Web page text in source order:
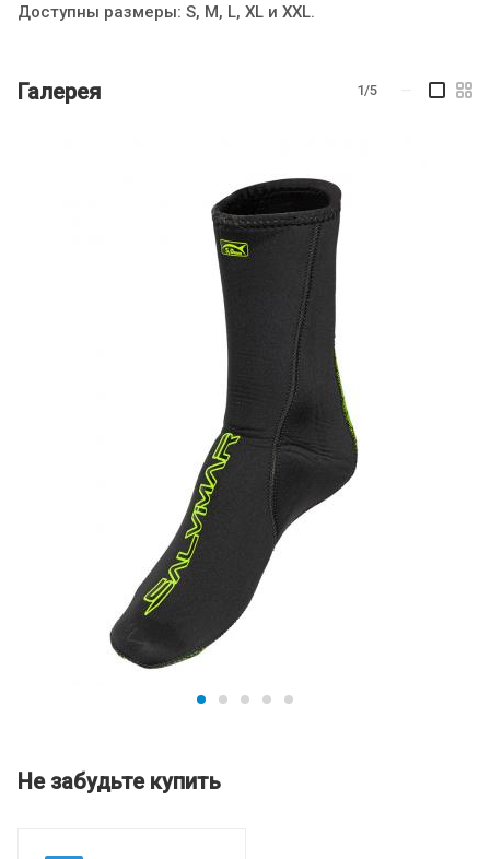
Доступны размеры: S, M, L, XL и XXL.
Галерея 1/5
Не забудьте купить